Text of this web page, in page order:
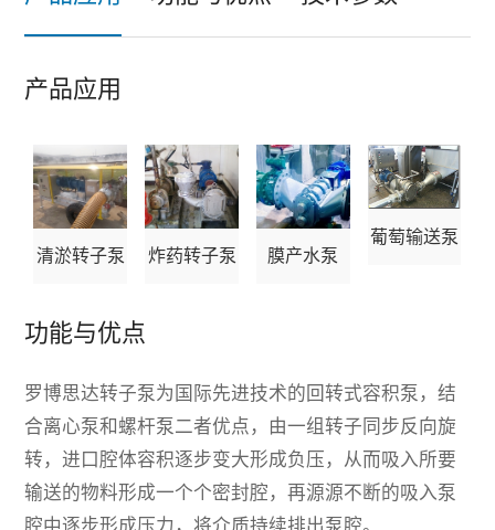
产品应用
清淤转子泵 炸药转子泵 膜产水泵
葡萄输送泵
功能与优点
罗博思达转子泵为国际先进技术的回转式容积泵，结
合离心泵和螺杆泵二者优点，由一组转子同步反向旋
转，进口腔体容积逐步变大形成负压，从而吸入所要
输送的物料形成一个个密封腔，再源源不断的吸入泵